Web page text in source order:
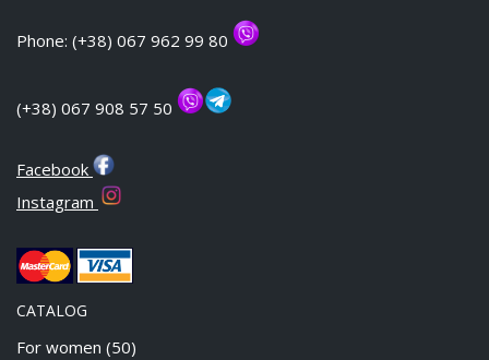
Phone: (+38) 067 962 99 80
(+38) 067 908 57 50
Facebook
Instagram
CATALOG
For women (50)